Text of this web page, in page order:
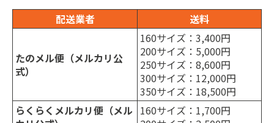
配送業者 送料
たのメル便（メルカリ公
式）
160サイズ：3,400円
200サイズ：5,000円
250サイズ：8,600円
300サイズ：12,000円
350サイズ：18,500円
らくらくメルカリ便（メル 160サイズ：1,700円